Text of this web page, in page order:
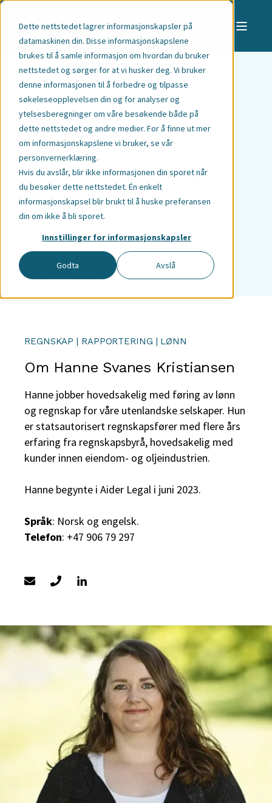
Dette nettstedet lagrer informasjonskapsler på
datamaskinen din. Disse informasjonskapslene
brukes til å samle informasjon om hvordan du bruker
nettstedet og sørger for at vi husker deg. Vi bruker
denne informasjonen til å forbedre og tilpasse
søkeleseopplevelsen din og for analyser og
ytelsesberegninger om våre besøkende både på
dette nettstedet og andre medier. For å finne ut mer
om informasjonskapslene vi bruker, se vår
personvernerklæring.
Hvis du avslår, blir ikke informasjonen din sporet når
du besøker dette nettstedet. Én enkelt
informasjonskapsel blir brukt til å huske preferansen
din om ikke å bli sporet.
Innstillinger for informasjonskapsler
Godta Avslå
Hanne Svanes
Kristiansen
Statsautorisert Regnskapsfører |
Stavanger
REGNSKAP | RAPPORTERING | LØNN
Om Hanne Svanes Kristiansen
Hanne jobber hovedsakelig med føring av lønn
og regnskap for våre utenlandske selskaper. Hun
er statsautorisert regnskapsfører med flere års
erfaring fra regnskapsbyrå, hovedsakelig med
kunder innen eiendom- og oljeindustrien.
Hanne begynte i Aider Legal i juni 2023.
Språk: Norsk og engelsk.
Telefon: +47 906 79 297